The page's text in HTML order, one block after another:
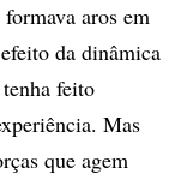
aros em
da dinâmica
feito
Mas
que agem